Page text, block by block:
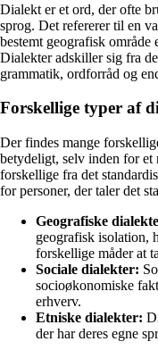
Dialekt er et ord, der ofte
sprog. Det refererer til en
bestemt geografisk område
Dialekter adskiller sig fra
grammatik, ordforråd og
Forskellige typer af
Der findes mange
betydeligt, selv inden for
forskellige fra det
for personer, der taler det
Geografiske
geografisk isolation,
forskellige måder at
Sociale dialekter:
socioøkonomiske
erhverv.
Etniske dialekter:
der har deres egne